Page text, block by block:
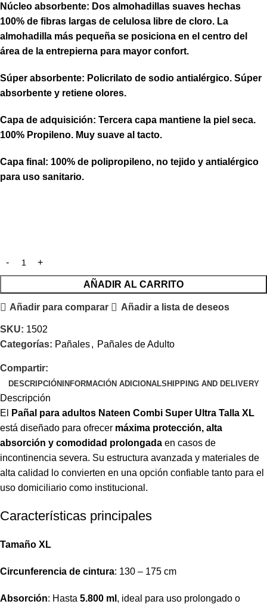
Núcleo absorbente: Dos almohadillas suaves hechas
100% de fibras largas de celulosa libre de cloro. La
almohadilla más pequeña se posiciona en el centro del
área de la entrepierna para mayor confort.
Súper absorbente: Policrilato de sodio antialérgico. Súper
absorbente y retiene olores.
Capa de adquisición: Tercera capa mantiene la piel seca.
100% Propileno. Muy suave al tacto.
Capa final: 100% de polipropileno, no tejido y antialérgico
para uso sanitario.
AÑADIR AL CARRITO
Añadir para comparar Añadir a lista de deseos
SKU: 1502
Categorías: Pañales, Pañales de Adulto
Compartir:
DESCRIPCIÓNINFORMACIÓN ADICIONALSHIPPING AND DELIVERY
Descripción
El
Pañal para adultos Nateen Combi Super Ultra Talla XL
está diseñado para ofrecer máxima protección, alta
absorción y comodidad prolongada en casos de
incontinencia severa. Su estructura avanzada y materiales de
alta calidad lo convierten en una opción confiable tanto para el
uso domiciliario como institucional.
Características principales
Tamaño XL
Circunferencia de cintura: 130 – 175 cm
Absorción: Hasta 5.800 ml , ideal para uso prolongado o